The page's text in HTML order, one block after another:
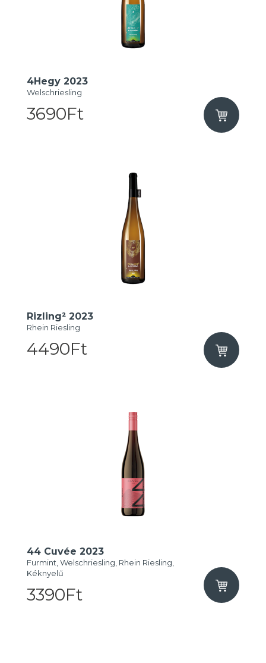
4Hegy 2023
Welschriesling
3690Ft
Rizling² 2023
Rhein Riesling
4490Ft
44 Cuvée 2023
Furmint, Welschriesling, Rhein Riesling,
Kéknyelű
3390Ft